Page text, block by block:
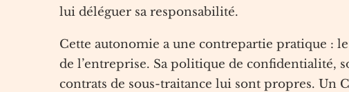
lui déléguer sa responsabilité.
Cette autonomie a une contrepartie pratique :
de l’entreprise. Sa politique de confidentialité,
contrats de sous-traitance lui sont propres. Un